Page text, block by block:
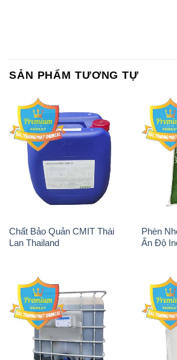
SẢN PHẨM TƯƠNG TỰ
Chất Bảo Quản CMIT Thái
Lan Thailand
Phèn
Ấn Độ